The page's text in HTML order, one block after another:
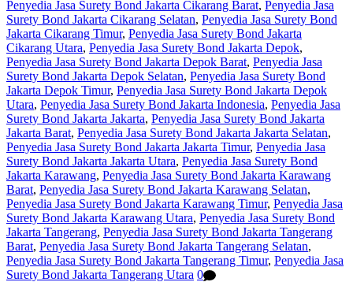
Penyedia Jasa Surety Bond Jakarta Cikarang Barat, Penyedia Jasa
Surety Bond Jakarta Cikarang Selatan, Penyedia Jasa Surety Bond
Jakarta Cikarang Timur, Penyedia Jasa Surety Bond Jakarta
Cikarang Utara, Penyedia Jasa Surety Bond Jakarta Depok,
Penyedia Jasa Surety Bond Jakarta Depok Barat, Penyedia Jasa
Surety Bond Jakarta Depok Selatan, Penyedia Jasa Surety Bond
Jakarta Depok Timur, Penyedia Jasa Surety Bond Jakarta Depok
Utara, Penyedia Jasa Surety Bond Jakarta Indonesia, Penyedia Jasa
Surety Bond Jakarta Jakarta, Penyedia Jasa Surety Bond Jakarta
Jakarta Barat, Penyedia Jasa Surety Bond Jakarta Jakarta Selatan,
Penyedia Jasa Surety Bond Jakarta Jakarta Timur, Penyedia Jasa
Surety Bond Jakarta Jakarta Utara, Penyedia Jasa Surety Bond
Jakarta Karawang, Penyedia Jasa Surety Bond Jakarta Karawang
Barat, Penyedia Jasa Surety Bond Jakarta Karawang Selatan,
Penyedia Jasa Surety Bond Jakarta Karawang Timur, Penyedia Jasa
Surety Bond Jakarta Karawang Utara, Penyedia Jasa Surety Bond
Jakarta Tangerang, Penyedia Jasa Surety Bond Jakarta Tangerang
Barat, Penyedia Jasa Surety Bond Jakarta Tangerang Selatan,
Penyedia Jasa Surety Bond Jakarta Tangerang Timur, Penyedia Jasa
Surety Bond Jakarta Tangerang Utara 0